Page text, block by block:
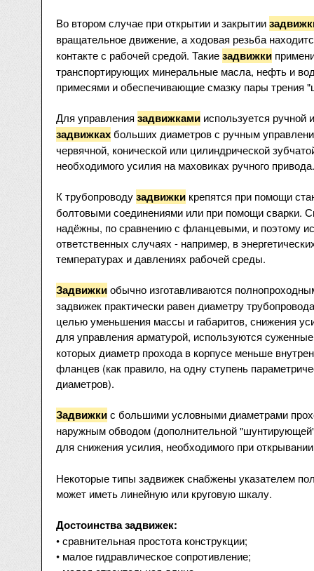
Во втором случае при открытии и закрытии
вращательное движение, а ходовая резьба
контакте с рабочей средой. Такиезадвижки
транспортирующих минеральные масла, нефть и
примесями и обеспечивающие смазку пары трения
Для управления задвижкамииспользуется ручной
задвижкахбольших диаметров с ручным
червячной, конической или цилиндрической
необходимого усилия на маховиках ручного привода.
К трубопроводузадвижкикрепятся при помощи
болтовыми соединениями или при помощи сварки.
надёжны, по сравнению с фланцевыми, и поэтому
ответственных случаях - например, в
температурах и давлениях рабочей среды.
Задвижкиобычно изготавливаются
задвижек практически равен диаметру
целью уменьшения массы и габаритов, снижения
для управления арматурой, используются
которых диаметр прохода в корпусе меньше
фланцев (как правило, на одну ступень
диаметров).
Задвижкис большими условными диаметрами
наружным обводом (дополнительной
для снижения усилия, необходимого при
Некоторые типы задвижек снабжены указателем
может иметь линейную или круговую шкалу.
Достоинства задвижек:
• сравнительная простота конструкции;
• малое гидравлическое сопротивление;